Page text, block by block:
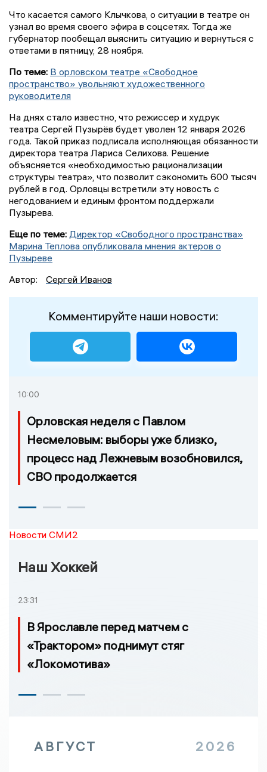
Что касается самого Клычкова, о ситуации в театре он
узнал во время своего эфира в соцсетях. Тогда же
губернатор пообещал выяснить ситуацию и вернуться с
ответами в пятницу, 28 ноября.
По теме: В орловском театре «Свободное
пространство» увольняют художественного
руководителя
На днях стало известно, что режиссер и худрук
театра Сергей Пузырёв будет уволен 12 января 2026
года. Такой приказ подписала исполняющая обязанности
директора театра Лариса Селихова. Решение
объясняется «необходимостью рационализации
структуры театра», что позволит сэкономить 600 тысяч
рублей в год. Орловцы встретили эту новость с
негодованием и единым фронтом поддержали
Пузырева.
Еще по теме: Директор «Свободного пространства»
Марина Теплова опубликовала мнения актеров о
Пузыреве
Автор:
Сергей Иванов
Комментируйте наши новости:
10:00
Орловская неделя с Павлом
Несмеловым: выборы уже близко,
процесс над Лежневым возобновился,
СВО продолжается
Новости СМИ2
Наш Хоккей
23:31
В Ярославле перед матчем с
«Трактором» поднимут стяг
«Локомотива»
АВГУСТ 2026